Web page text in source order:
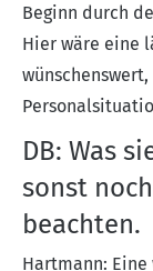
Beginn durch
Hier wäre eine
DB: Was
sonst
beachten.
Hartmann: